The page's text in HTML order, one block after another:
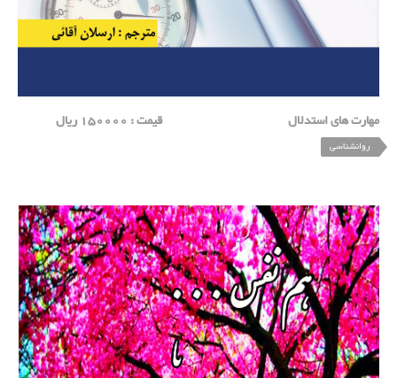
مهارت های استدلال قیمت : 150000 ریال
روانشناسی